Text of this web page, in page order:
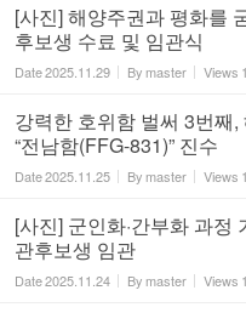
[사진] 해양주권과 평화를
후보생 수료 및 임관식
Date2025.11.29 Bymaster Views
강력한 호위함 벌써 3번째
“전남함(FFG-831)” 진수
Date2025.11.25 Bymaster Views
[사진] 군인화·간부화 과
관후보생 임관
Date2025.11.24 Bymaster Views